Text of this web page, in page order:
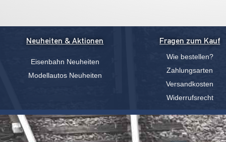
Neuheiten & Aktionen
Eisenbahn Neuheiten
Modellautos Neuheiten
Fragen zum Kauf
Wie bestellen?
Zahlungsarten
Versandkosten
Widerrufsrecht